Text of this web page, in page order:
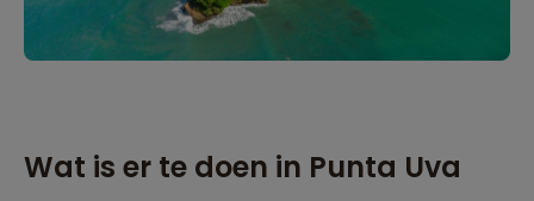
Wat is er te doen in Punta Uva